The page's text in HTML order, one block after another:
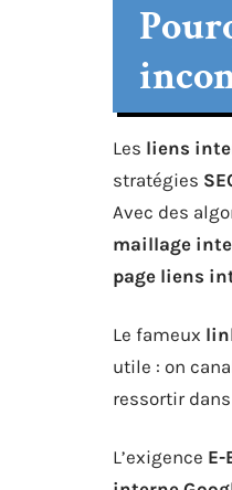
Les liens
stratégies
Avec des
maillage
page liens
Le fameux
utile : on
ressortir
L’exigence E-